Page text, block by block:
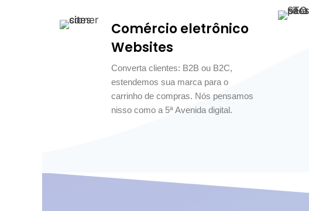
Comércio eletrônico
Websites
Converta clientes: B2B ou B2C,
estendemos sua marca para o
carrinho de compras. Nós pensamos
nisso como a 5ª Avenida digital.